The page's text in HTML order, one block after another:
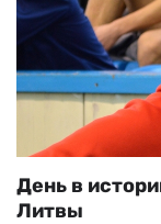
День в
Литвы